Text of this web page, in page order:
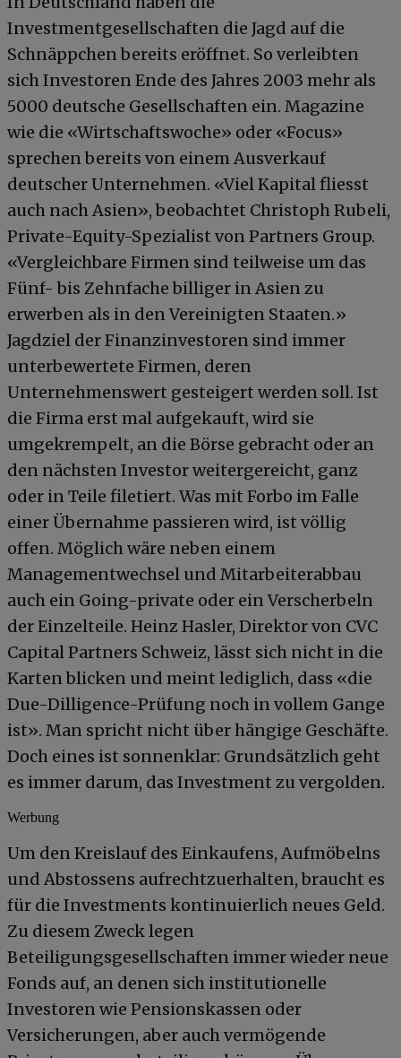
Investmentgesellschaften die Jagd auf die
Schnäppchen bereits eröffnet. So verleibten
sich Investoren Ende des Jahres 2003 mehr als
5000 deutsche Gesellschaften ein. Magazine
wie die «Wirtschaftswoche» oder «Focus»
sprechen bereits von einem Ausverkauf
deutscher Unternehmen. «Viel Kapital fliesst
auch nach Asien», beobachtet Christoph Rubeli,
Private-Equity-Spezialist von Partners Group.
«Vergleichbare Firmen sind teilweise um das
Fünf- bis Zehnfache billiger in Asien zu
erwerben als in den Vereinigten Staaten.»
Jagdziel der Finanzinvestoren sind immer
unterbewertete Firmen, deren
Unternehmenswert gesteigert werden soll. Ist
die Firma erst mal aufgekauft, wird sie
umgekrempelt, an die Börse gebracht oder an
den nächsten Investor weitergereicht, ganz
oder in Teile filetiert. Was mit Forbo im Falle
einer Übernahme passieren wird, ist völlig
offen. Möglich wäre neben einem
Managementwechsel und Mitarbeiterabbau
auch ein Going-private oder ein Verscherbeln
der Einzelteile. Heinz Hasler, Direktor von CVC
Capital Partners Schweiz, lässt sich nicht in die
Karten blicken und meint lediglich, dass «die
Due-Dilligence-Prüfung noch in vollem Gange
ist». Man spricht nicht über hängige Geschäfte.
Doch eines ist sonnenklar: Grundsätzlich geht
es immer darum, das Investment zu vergolden.
Werbung
Um den Kreislauf des Einkaufens, Aufmöbelns
und Abstossens aufrechtzuerhalten, braucht es
für die Investments kontinuierlich neues Geld.
Zu diesem Zweck legen
Beteiligungsgesellschaften immer wieder neue
Fonds auf, an denen sich institutionelle
Investoren wie Pensionskassen oder
Versicherungen, aber auch vermögende